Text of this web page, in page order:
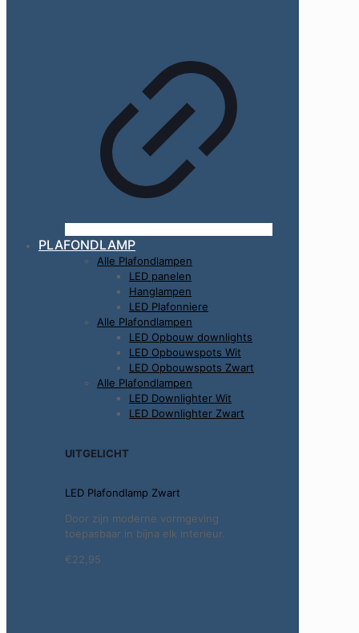
PLAFONDLAMP
Alle Plafondlampen
LED panelen
Hanglampen
LED Plafonniere
Alle Plafondlampen
LED Opbouw downlights
LED Opbouwspots Wit
LED Opbouwspots Zwart
Alle Plafondlampen
LED Downlighter Wit
LED Downlighter Zwart
UITGELICHT
LED Plafondlamp Zwart
Door zijn moderne vormgeving
toepasbaar in bijna elk interieur.
€22,95